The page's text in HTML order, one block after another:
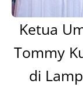
Ketua
Tommy
di